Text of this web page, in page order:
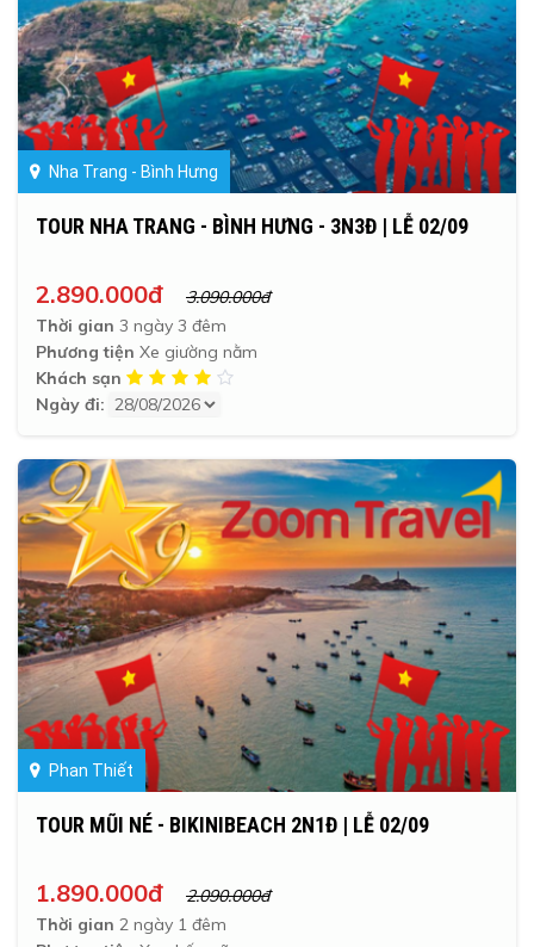
Nha Trang - Bình Hưng
TOUR NHA TRANG - BÌNH HƯNG - 3N3Đ | LỄ 02/09
2.890.000đ
3.090.000đ
Thời gian 3 ngày 3 đêm
Phương tiện Xe giường nằm
Khách sạn
Ngày đi:
Phan Thiết
TOUR MŨI NÉ - BIKINIBEACH 2N1Đ | LỄ 02/09
1.890.000đ
2.090.000đ
Thời gian 2 ngày 1 đêm